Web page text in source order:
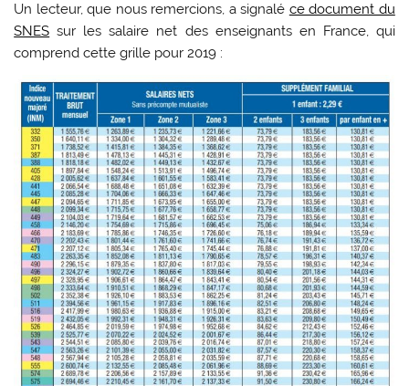
Un lecteur, que nous remercions, a signalé ce document du
SNES sur les salaire net des enseignants en France, qui
comprend cette grille pour 2019 :